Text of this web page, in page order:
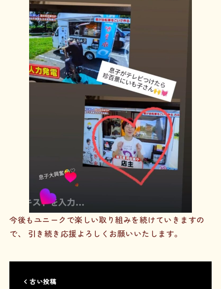
今後もユニークで楽しい取り組みを続けていきますの
で、 引き続き応援よろしくお願いいたします。
古い投稿